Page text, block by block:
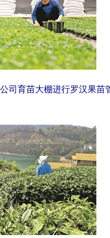
司育苗大棚进行罗汉果苗